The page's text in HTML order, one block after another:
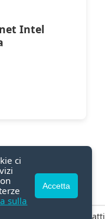
Intel
Contatti
ci
sulla
Accetta